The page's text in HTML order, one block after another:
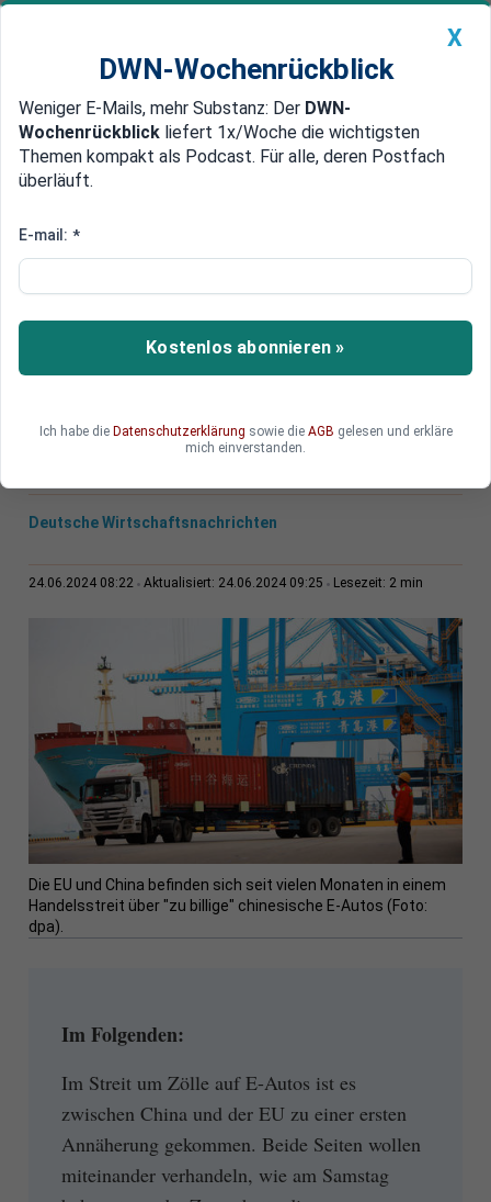
Newsticker MEIN DWN: Geldanlage Premium
Edelmetalle DWN-Magazin China
Zollstreit um E-Autos: Peking
Eine Eskalation im Handelsstreit ist abgewendet,
zumindest vorerst: Die EU und China wollen
bezüglich Zöllen auf chinesische Elektroautos
einem verfrühten Einlenken.
Deutsche Wirtschaftsnachrichten
24.06.2024 08:22 Aktualisiert: 24.06.2024 09:25 Lesezeit: 2 min
Die EU und China befinden sich seit vielen Monaten in einem
Handelsstreit über "zu billige" chinesische E-Autos (Foto:
dpa).
Im Folgenden:
Im Streit um Zölle auf E-Autos ist es
zwischen China und der EU zu einer ersten
Annäherung gekommen. Beide Seiten wollen
miteinander verhandeln, wie am Samstag
X
DWN-Wochenrückblick
Weniger E-Mails, mehr Substanz: Der DWN-
Wochenrückblick liefert 1x/Woche die wichtigsten
Themen kompakt als Podcast. Für alle, deren Postfach
überläuft.
E-mail: *
Kostenlos abonnieren »
Ich habe die Datenschutzerklärung sowie die AGB gelesen und erkläre
mich einverstanden.